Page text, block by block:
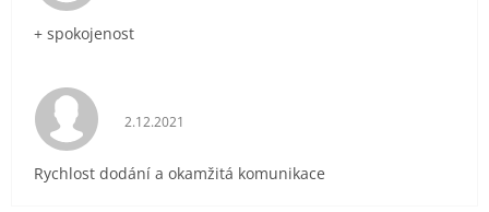
+ spokojenost
Hodnocení obchodu je 5 z 5 hvězdiček.
2.12.2021
Rychlost dodání a okamžitá komunikace